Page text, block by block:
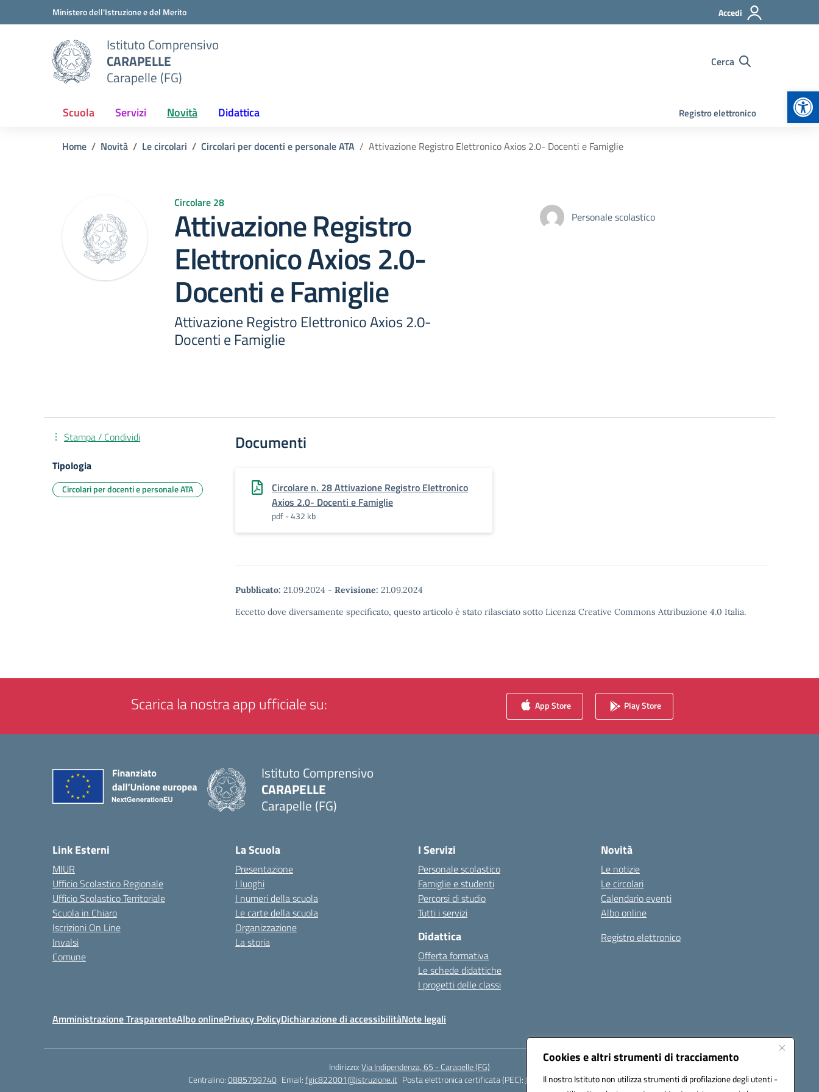
Cookies e altri strumenti di tracciamento
Il nostro Istituto non utilizza strumenti di profilazione degli utenti -
Vai ai contenuti
Vai al menu di navigazioneMinistero dell'Istruzione e del Merito Accedi
Istituto Comprensivo
CARAPELLE
Carapelle (FG)
Cerca
Scuola Servizi Novità Didattica Registro elettronico
Home Novità Le circolari Circolari per docenti e personale ATA Attivazione Registro Elettronico Axios 2.0- Docenti e Famiglie
Circolare 28
Attivazione Registro
Elettronico Axios 2.0-
Docenti e Famiglie
Attivazione Registro Elettronico Axios 2.0-
Docenti e Famiglie
Personale scolastico
Documenti
Circolare n. 28 Attivazione Registro Elettronico
Axios 2.0- Docenti e Famiglie
pdf - 432 kb
Pubblicato: 21.09.2024 - Revisione: 21.09.2024
Eccetto dove diversamente specificato, questo articolo è stato rilasciato sotto Licenza Creative Commons Attribuzione 4.0 Italia.
Stampa / Condividi
Tipologia
Circolari per docenti e personale ATA
Scarica la nostra app ufficiale su: App Store Play Store
Istituto Comprensivo
CARAPELLE
Carapelle (FG)
Link Esterni
MIUR
Ufficio Scolastico Regionale
Ufficio Scolastico Territoriale
Scuola in Chiaro
Iscrizioni On Line
Invalsi
Comune
La Scuola
Presentazione
I luoghi
I numeri della scuola
Le carte della scuola
Organizzazione
La storia
I Servizi
Personale scolastico
Famiglie e studenti
Percorsi di studio
Tutti i servizi
Didattica
Offerta formativa
Le schede didattiche
I progetti delle classi
Novità
Le notizie
Le circolari
Calendario eventi
Albo online
Registro elettronico
Amministrazione TrasparenteAlbo onlinePrivacy PolicyDichiarazione di accessibilitàNote legali
Indirizzo:Via Indipendenza, 65 - Carapelle (FG)
Centralino:0885799740 Email:fgic822001@istruzione.it Posta elettronica certificata (PEC):fgic822001@pec.istruzione.it